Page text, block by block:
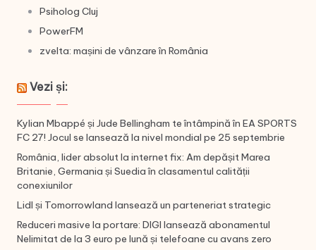
Psiholog Cluj
PowerFM
zvelta: mașini de vânzare în România
Vezi și:
Kylian Mbappé și Jude Bellingham te întâmpină în EA SPORTS
FC 27! Jocul se lansează la nivel mondial pe 25 septembrie
România, lider absolut la internet fix: Am depășit Marea
Britanie, Germania și Suedia în clasamentul calității
conexiunilor
Lidl și Tomorrowland lansează un parteneriat strategic
Reduceri masive la portare: DIGI lansează abonamentul
Nelimitat de la 3 euro pe lună și telefoane cu avans zero